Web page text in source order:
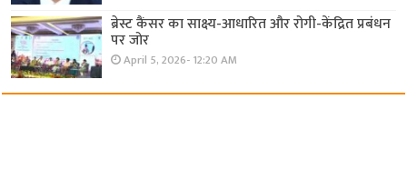
ब्रेस्ट कैंसर का साक्ष्य-आधारित और रोगी-केंद्रित प्रबंधन
पर जोर
April 5, 2026- 12:20 AM